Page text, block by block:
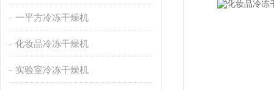
一平方冷冻干燥机
化妆品冷冻干燥机
实验室冷冻干燥机